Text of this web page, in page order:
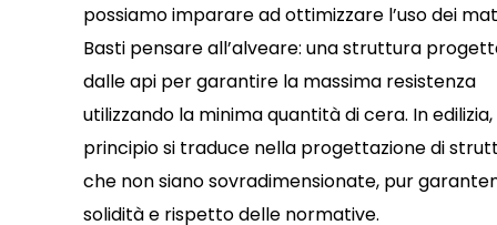
possiamo imparare ad ottimizzare l’uso dei
Basti pensare all’alveare: una struttura
dalle api per garantire la massima resistenza
utilizzando la minima quantità di cera. In
principio si traduce nella progettazione di
che non siano sovradimensionate, pur
solidità e rispetto delle normative.